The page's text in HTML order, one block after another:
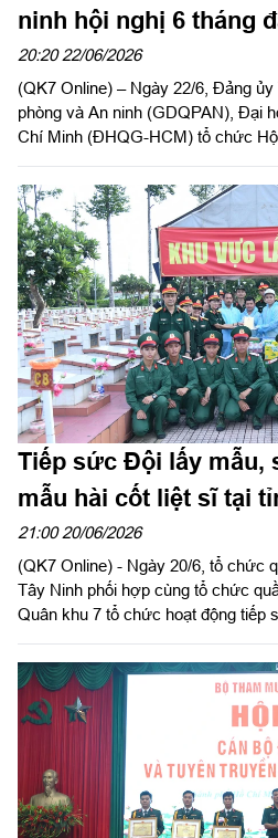
ninh hội nghị 6 tháng
20:20 22/06/2026
(QK7 Online) – Ngày 22/6, Đảng
phòng và An ninh (GDQPAN), Đại
Chí Minh (ĐHQG-HCM) tổ chức
Cục Chính trị, Phó Chủ nhiệm
chỉ đạo.
Tiếp sức Đội lấy mẫu,
mẫu hài cốt liệt sĩ tại
21:00 20/06/2026
(QK7 Online) - Ngày 20/6, tổ chức
Tây Ninh phối hợp cùng tổ chức
Quân khu 7 tổ chức hoạt động tiếp
(phường Long An) và Nghĩa trang
đối với các phần mộ liệt sĩ chưa
gia hoạt động có Thượng tá Võ Lê
trị Bộ CHQS tỉnh Tây Ninh;
Phó Chủ nhiệm Chính trị Bộ Tham